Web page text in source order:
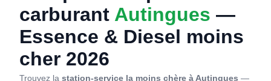
carburant Autingues —
Essence & Diesel moins
cher 2026
Trouvez la station-service la moins chère à Autingues —